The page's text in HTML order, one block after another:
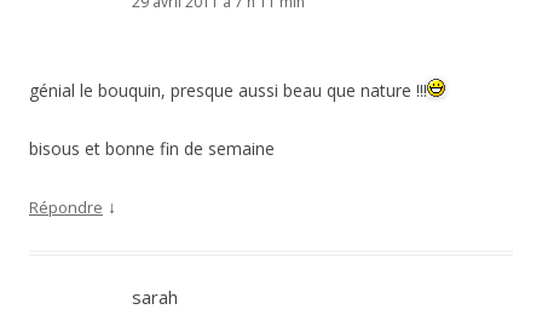
génial le bouquin, presque aussi beau que nature !!!
bisous et bonne fin de semaine
Répondre ↓
sarah